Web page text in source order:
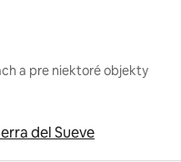
a pre niektoré objekty
del Sueve